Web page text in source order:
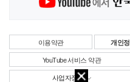
이용약관 개인
YouTube 서비스 약관
사업자정보